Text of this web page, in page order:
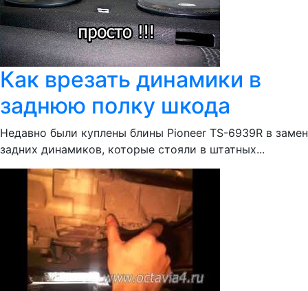
Как врезать динамики в
заднюю полку шкода
Недавно были куплены блины Pioneer TS-6939R в замен
задних динамиков, которые стояли в штатных...